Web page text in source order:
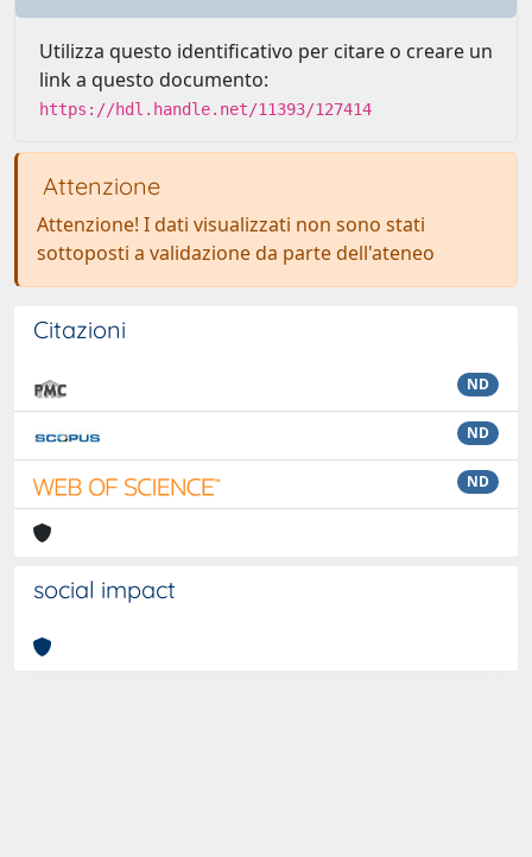
Utilizza questo identificativo per citare o creare un
link a questo documento:
https://hdl.handle.net/11393/127414
Attenzione
Attenzione! I dati visualizzati non sono stati
sottoposti a validazione da parte dell'ateneo
Citazioni
ND
ND
ND
social impact